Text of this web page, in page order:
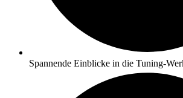
Spannende Einblicke in die Tuning-